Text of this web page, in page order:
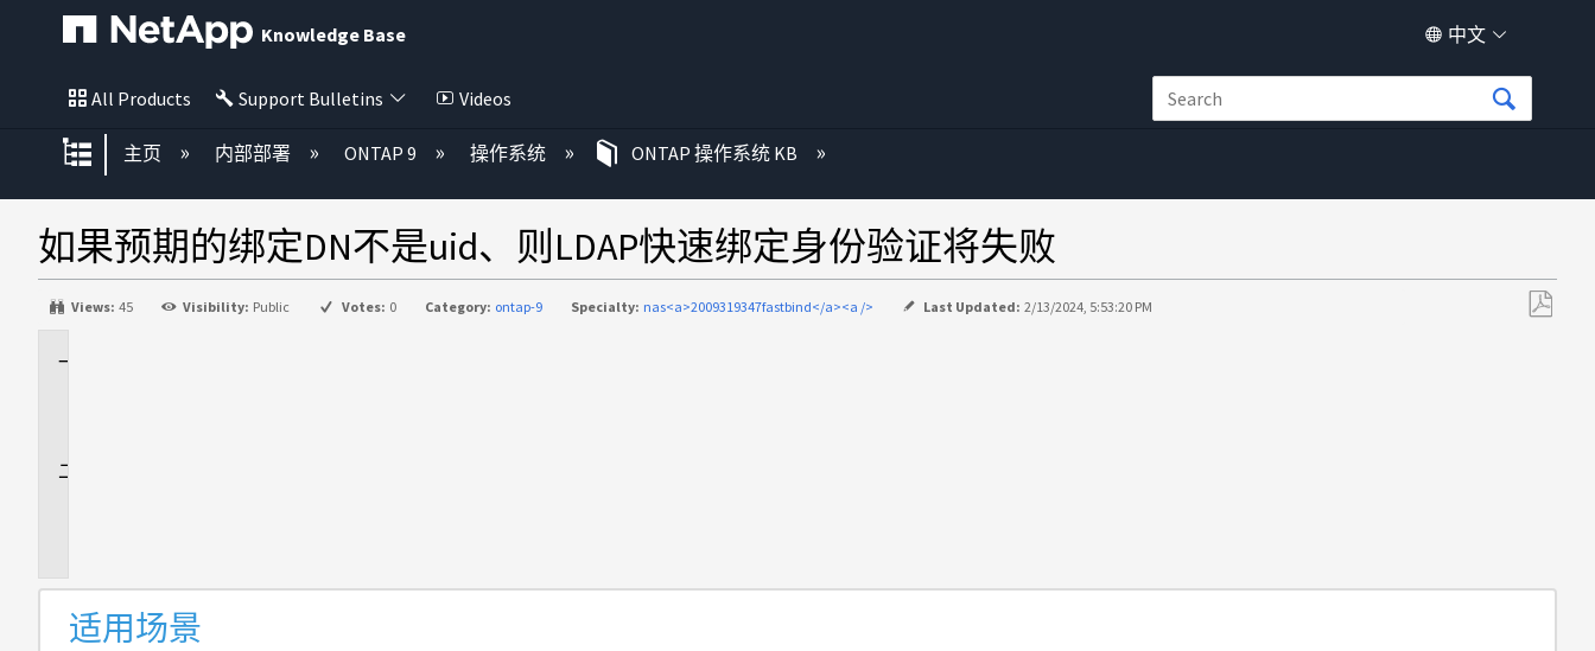
Knowledge Base 中文
All Products Support Bulletins Videos
扩展/隐缩全局层次
主页 内部部署 ONTAP 9 操作系统 ONTAP 操作系统 KB
如果预期的绑定DN不是uid、则LDAP快速绑定身份验证将失败
Views: 45 Visibility: Public Votes: 0 Category: ontap-9 Specialty: nas<a>2009319347fastbind</a><a /> Last Updated: 2/13/2024, 5:53:20 PM
适用场景